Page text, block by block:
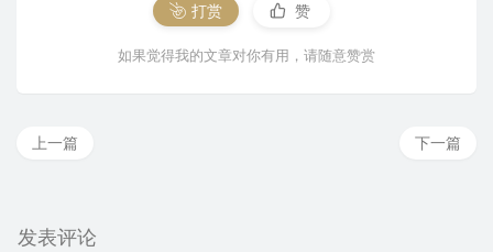
打赏 赞
如果觉得我的文章对你有用，请随意赞赏
下一篇
上一篇
发表评论